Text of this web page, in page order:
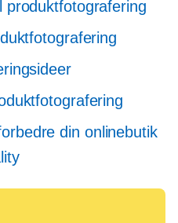
produktfotografering
din onlinebutik